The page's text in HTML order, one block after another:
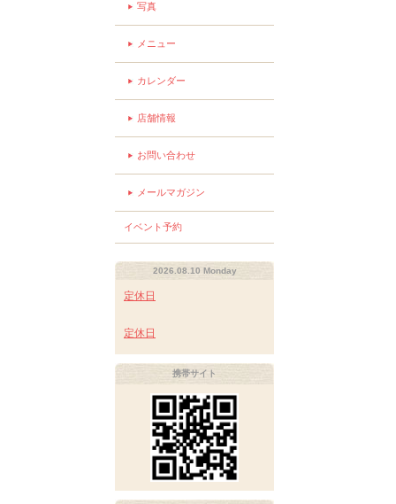
写真
メニュー
カレンダー
店舗情報
お問い合わせ
メールマガジン
イベント予約
2026.08.10 Monday
定休日
定休日
携帯サイト